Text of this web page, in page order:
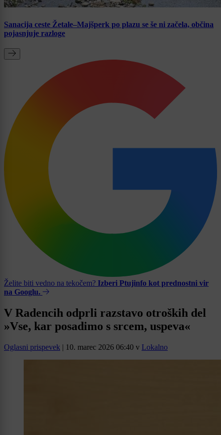
Sanacija ceste Žetale–Majšperk po plazu se še ni začela, občina
pojasnjuje razloge
Želite biti vedno na tekočem? Izberi Ptujinfo kot prednostni vir
na Googlu.
V Radencih odprli razstavo otroških del
»Vse, kar posadimo s srcem, uspeva«
Oglasni prispevek | 10. marec 2026 06:40 v Lokalno